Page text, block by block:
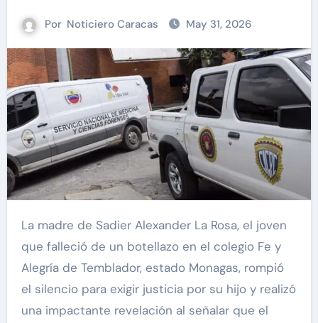
Por Noticiero Caracas May 31, 2026
La madre de Sadier Alexander La Rosa, el joven
que falleció de un botellazo en el colegio Fe y
Alegría de Temblador, estado Monagas, rompió
el silencio para exigir justicia por su hijo y realizó
una impactante revelación al señalar que el